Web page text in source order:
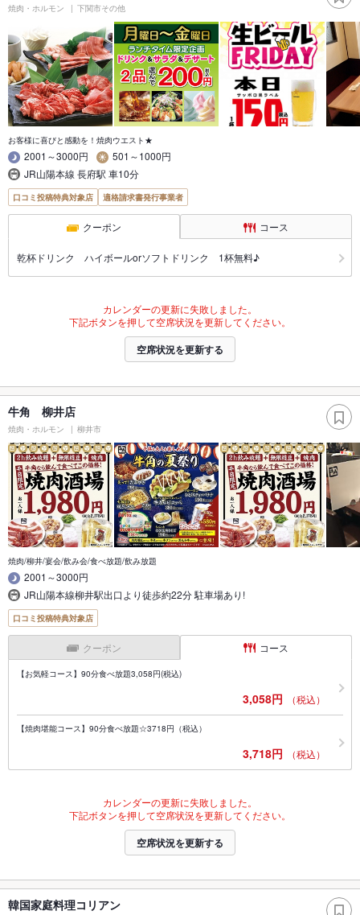
焼肉・ホルモン 下関市その他
お客様に喜びと感動を！焼肉ウエスト★
2001～3000円
501～1000円
JR山陽本線 長府駅 車10分
口コミ投稿特典対象店 適格請求書発行事業者
クーポン コース
乾杯ドリンク ハイボールorソフトドリンク 1杯無料♪
カレンダーの更新に失敗しました。
下記ボタンを押して空席状況を更新してください。
空席状況を更新する
牛角 柳井店
焼肉・ホルモン 柳井市
焼肉/柳井/宴会/飲み会/食べ放題/飲み放題
2001～3000円
JR山陽本線柳井駅出口より徒歩約22分 駐車場あり!
口コミ投稿特典対象店
クーポン コース
【お気軽コース】90分食べ放題3,058円(税込)
3,058円 （税込）
【焼肉堪能コース】90分食べ放題☆3718円（税込）
3,718円 （税込）
カレンダーの更新に失敗しました。
下記ボタンを押して空席状況を更新してください。
空席状況を更新する
韓国家庭料理コリアン